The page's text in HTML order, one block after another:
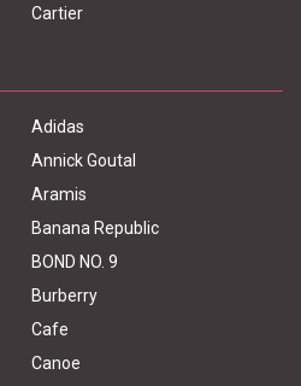
Cartier
Adidas
Annick Goutal
Aramis
Banana Republic
BOND NO. 9
Burberry
Cafe
Canoe